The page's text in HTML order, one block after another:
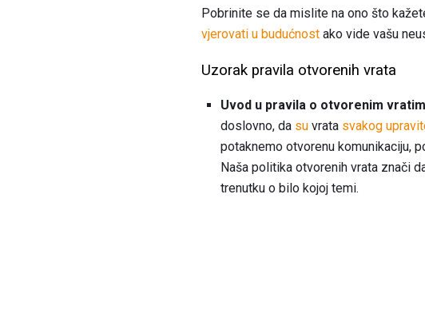
Pobrinite se da mislite na ono što
vjerovati u budućnost ako vide vašu
Uzorak pravila otvorenih vrata
Uvod u pravila o otvorenim
doslovno, da su vrata svakog
potaknemo otvorenu komunikaciju,
Naša politika otvorenih vrata znači
trenutku o bilo kojoj temi.